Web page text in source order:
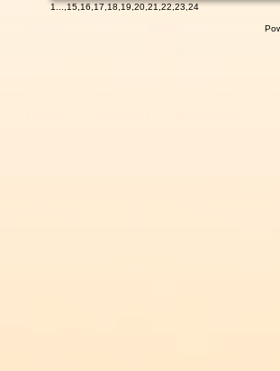
1...,15,16,17,18,19,20,21,22,23,24